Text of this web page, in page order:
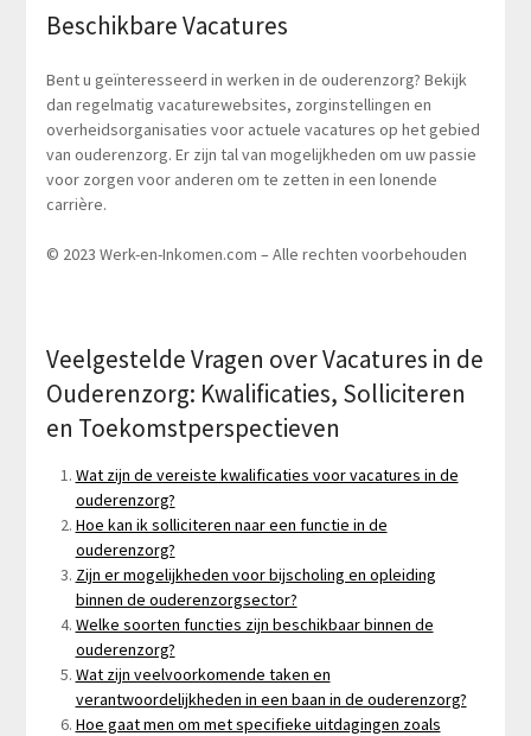
Beschikbare Vacatures
Bent u geïnteresseerd in werken in de ouderenzorg? Bekijk
dan regelmatig vacaturewebsites, zorginstellingen en
overheidsorganisaties voor actuele vacatures op het gebied
van ouderenzorg. Er zijn tal van mogelijkheden om uw passie
voor zorgen voor anderen om te zetten in een lonende
carrière.
© 2023 Werk-en-Inkomen.com – Alle rechten voorbehouden
Veelgestelde Vragen over Vacatures in de
Ouderenzorg: Kwalificaties, Solliciteren
en Toekomstperspectieven
Wat zijn de vereiste kwalificaties voor vacatures in de
ouderenzorg?
Hoe kan ik solliciteren naar een functie in de
ouderenzorg?
Zijn er mogelijkheden voor bijscholing en opleiding
binnen de ouderenzorgsector?
Welke soorten functies zijn beschikbaar binnen de
ouderenzorg?
Wat zijn veelvoorkomende taken en
verantwoordelijkheden in een baan in de ouderenzorg?
Hoe gaat men om met specifieke uitdagingen zoals